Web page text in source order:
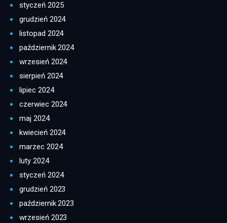
styczeń 2025
grudzień 2024
listopad 2024
październik 2024
wrzesień 2024
sierpień 2024
lipiec 2024
czerwiec 2024
maj 2024
kwiecień 2024
marzec 2024
luty 2024
styczeń 2024
grudzień 2023
październik 2023
wrzesień 2023